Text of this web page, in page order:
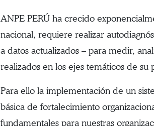
ANPE PERÚ ha crecido
nacional, requiere realizar
a datos actualizados – para medir,
realizados en los ejes temáticos de su
Para ello la implementación de un
básica de fortalecimiento
fundamentales para nuestras